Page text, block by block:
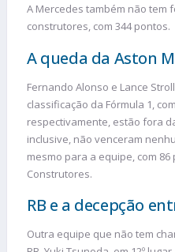
A Mercedes também não tem
construtores, com 344 pontos.
A queda da Aston
Fernando Alonso e Lance
classificação da Fórmula 1,
respectivamente, estão fora
inclusive, não venceram
mesmo para a equipe, com
Construtores.
RB e a decepção
Outra equipe que não tem